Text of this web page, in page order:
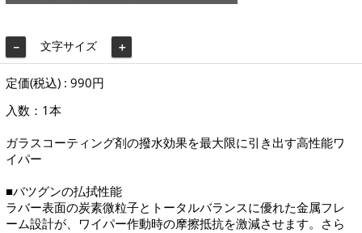
－ 文字サイズ ＋
定価(税込) : 990円
入数：1本
ガラスコーティング剤の撥水効果を最大限に引き出す高性能ワ
イパー
■バツグンの払拭性能
ラバー表面の炭素微粒子とトータルバランスに優れた金属フレ
ーム設計が、ワイパー作動時の摩擦抵抗を激減させます。さら